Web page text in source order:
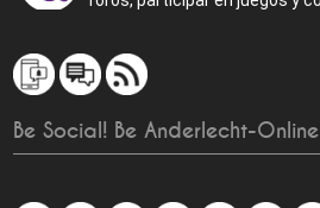
Be Social! Be Anderlecht-